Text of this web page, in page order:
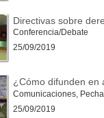
Conferencia/Debate
25/09/2019
25/09/2019